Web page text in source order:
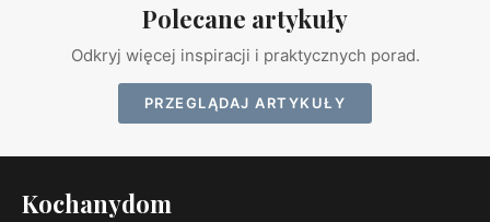
Polecane artykuły
Odkryj więcej inspiracji i praktycznych porad.
PRZEGLĄDAJ ARTYKUŁY
Kochanydom